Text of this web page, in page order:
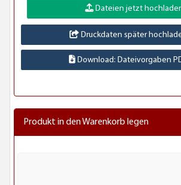
Dateien jetzt
Druckdaten später
Download: Dateivorgaben
Produkt in den Warenkorb legen